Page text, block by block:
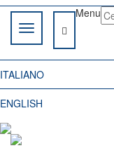
Menu
ITALIANO
ENGLISH